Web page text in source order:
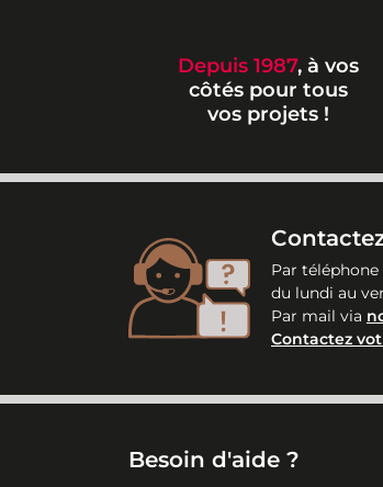
Depuis 1987, à vos
côtés pour tous
vos projets !
Par téléphone
du lundi au
Par mail via
Contactez
Besoin d'aide ?